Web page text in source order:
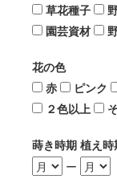
草花種子
園芸資材
花の色
赤
ピンク
２色以上
蒔き時期 植え時
ー